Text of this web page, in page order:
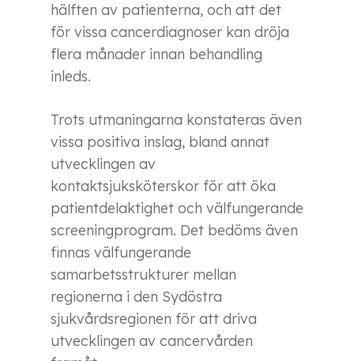
hälften av patienterna, och att det
för vissa cancerdiagnoser kan dröja
flera månader innan behandling
inleds.
Trots utmaningarna konstateras även
vissa positiva inslag, bland annat
utvecklingen av
kontaktsjuksköterskor för att öka
patientdelaktighet och välfungerande
screeningprogram. Det bedöms även
finnas välfungerande
samarbetsstrukturer mellan
regionerna i den Sydöstra
sjukvårdsregionen för att driva
utvecklingen av cancervården